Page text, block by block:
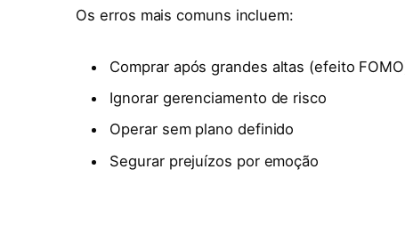
Os erros mais comuns incluem:
Comprar após grandes altas (efeito
Ignorar gerenciamento de risco
Operar sem plano definido
Segurar prejuízos por emoção